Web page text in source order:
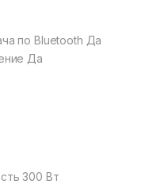
по Bluetooth Да
Да
300 Вт